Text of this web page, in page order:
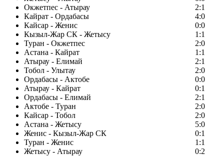
Окжетпес - Атырау
2:1
Кайрат - Ордабасы
4:0
Кайсар - Женис
0:0
Кызыл-Жар СК - Жетысу
1:1
Туран - Окжетпес
2:0
Астана - Кайрат
1:1
Атырау - Елимай
2:1
Тобол - Улытау
2:0
Ордабасы - Актобе
0:0
Атырау - Кайрат
0:1
Ордабасы - Елимай
2:1
Актобе - Туран
2:0
Кайсар - Тобол
2:0
Астана - Жетысу
5:0
Женис - Кызыл-Жар СК
0:1
Туран - Женис
1:1
Жетысу - Атырау
0:2